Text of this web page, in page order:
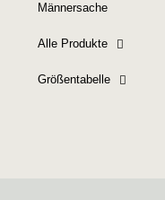
Männersache
Alle Produkte
Größentabelle